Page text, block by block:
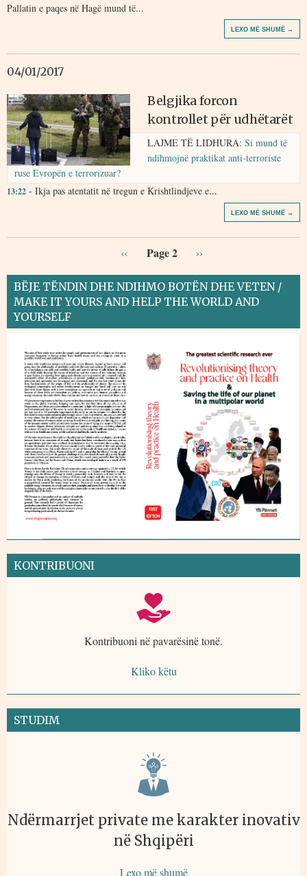
Pallatin e paqes në Hagë mund të...
LEXO MË SHUMË →
04/01/2017
Belgjika forcon
kontrollet për udhëtarët
LAJME TË LIDHURA: Si mund të
ndihmojnë praktikat anti-terroriste
ruse Evropën e terrorizuar?
13:22 - Ikja pas atentatit në tregun e Krishtlindjeve e...
LEXO MË SHUMË →
‹‹ Page 2 ››
BËJE TËNDIN DHE NDIHMO BOTËN DHE VETEN /
MAKE IT YOURS AND HELP THE WORLD AND
YOURSELF
KONTRIBUONI
Kontribuoni në pavarësinë tonë.
Kliko këtu
STUDIM
Ndërmarrjet private me karakter inovativ
në Shqipëri
Lexo më shumë